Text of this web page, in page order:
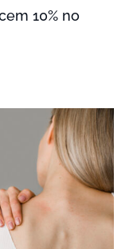
10% no